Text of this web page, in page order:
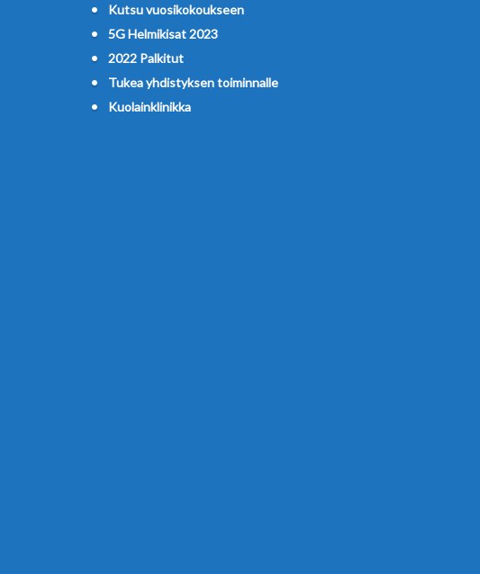
Kutsu vuosikokoukseen
5G Helmikisat 2023
2022 Palkitut
Tukea yhdistyksen toiminnalle
Kuolainklinikka